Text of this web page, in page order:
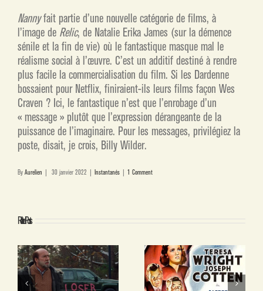
Nannyfait partie d’une nouvelle catégorie de films, à
l’image de Relic, de Natalie Erika James (sur la démence
sénile et la fin de vie) où le fantastique masque mal le
réalisme social à l’œuvre. C’est un additif destiné à rendre
plus facile la commercialisation du film. Si les Dardenne
bossaient pour Netflix, finiraient-ils leurs films façon Wes
Craven ? Ici, le fantastique n’est que l’enrobage d’un
« message » plutôt que l’expression dérangeante de la
puissance de l’imaginaire. Pour les messages, privilégiez la
poste, disait, je crois, Billy Wilder.
By Aurelien | 30 janvier 2022 | Instantanés | 1 Comment
Related Posts